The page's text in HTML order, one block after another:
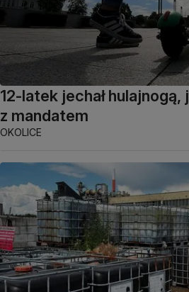
12-latek jechał
z mandatem
OKOLICE